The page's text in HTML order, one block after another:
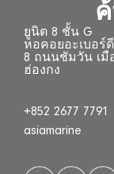
ยูนิต 8 ชั้น G
หอคอยอะเบอร์
8 ถนนชัมวัน เมื
ฮ่องกง
+852 2677 7791
asiamarine